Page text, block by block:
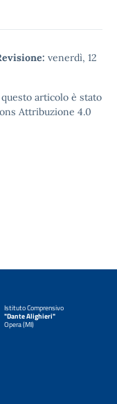
venerdì, 12
articolo è stato
Attribuzione 4.0
Istituto Comprensivo
"Dante Alighieri"
Opera (MI)